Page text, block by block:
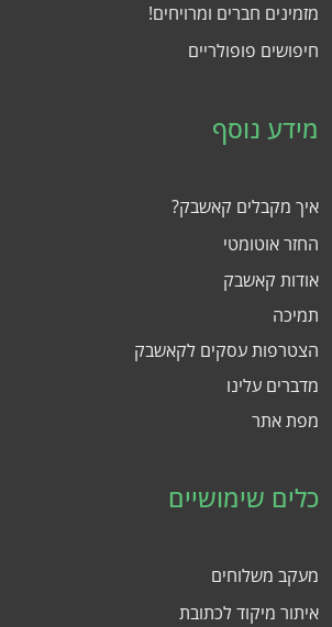
מזמינים חברים ומרויחים!
חיפושים פופולריים
מידע נוסף
איך מקבלים קאשבק?
החזר אוטומטי
אודות קאשבק
תמיכה
הצטרפות עסקים לקאשבק
מדברים עלינו
מפת אתר
כלים שימושיים
מעקב משלוחים
איתור מיקוד לכתובת